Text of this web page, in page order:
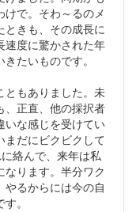
で。そわ～るのメ
ときも、その成長に
速度に驚かされた年
たいものです。
ともありました。未
、正直、他の採択者
いな感じを受けてい
まだにビクビクして
絡んで、来年は私
ります。半分ワク
やるからには今の自
。